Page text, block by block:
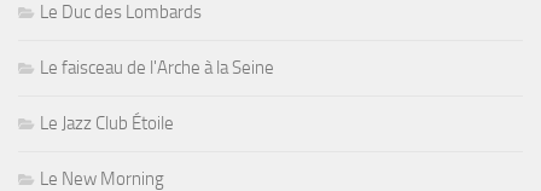
Le Duc des Lombards
Le faisceau de l'Arche à la Seine
Le Jazz Club Étoile
Le New Morning